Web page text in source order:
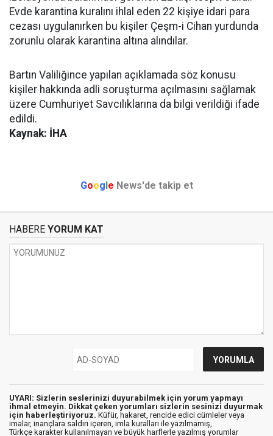
Evde karantina kuralını ihlal eden 22 kişiye idari para
cezası uygulanırken bu kişiler Çeşm-i Cihan yurdunda
zorunlu olarak karantina altına alındılar.
Bartın Valiliğince yapılan açıklamada söz konusu
kişiler hakkında adli soruşturma açılmasını sağlamak
üzere Cumhuriyet Savcılıklarına da bilgi verildiği ifade
edildi.
Kaynak: İHA
Google News'de takip et
HABERE YORUM KAT
UYARI: Sizlerin seslerinizi duyurabilmek için yorum yapmayı
ihmal etmeyin. Dikkat çeken yorumları sizlerin sesinizi duyurmak
için haberleştiriyoruz. Küfür, hakaret, rencide edici cümleler veya
imalar, inançlara saldırı içeren, imla kuralları ile yazılmamış,
Türkçe karakter kullanılmayan ve büyük harflerle yazılmış yorumlar